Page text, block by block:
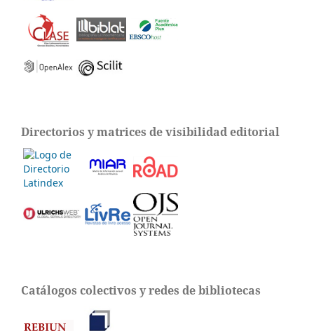
Directorios y matrices de visibilidad editorial
Catálogos colectivos y redes de bibliotecas